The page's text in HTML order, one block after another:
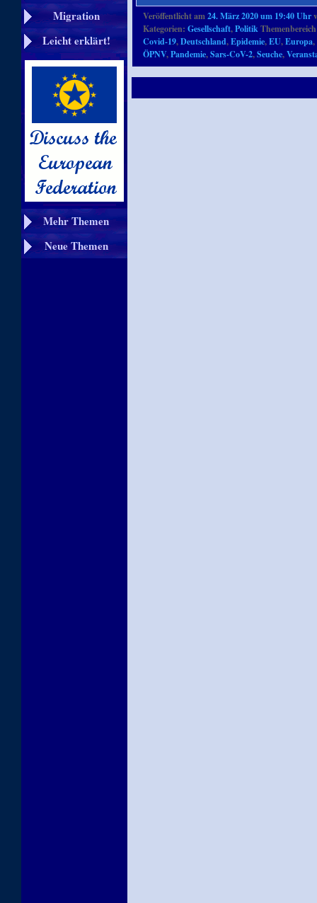
Migration
Leicht erklärt!
Mehr Themen
Neue Themen
Veröffentlicht am24. März 2020 um 19:40 Uhr
Kategorien:Gesellschaft,Politik
Covid-19,Deutschland,Epidemie,EU,Europa,
ÖPNV,Pandemie,Sars-CoV-2,Seuche,